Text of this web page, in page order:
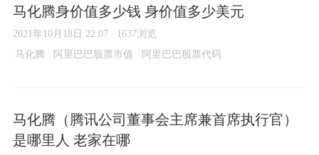
马化腾身价值多少钱 身价值多少美元
2021年10月18日 22:07 1637浏览
马化腾 阿里巴巴股票市值 阿里巴巴股票代码
马化腾（腾讯公司董事会主席兼首席执行官）
是哪里人 老家在哪